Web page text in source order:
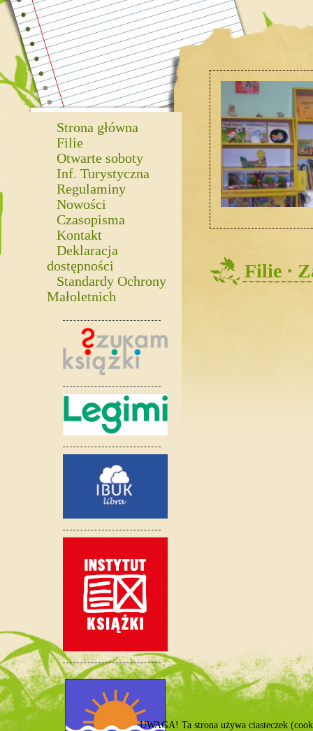
Strona główna
Filie
Otwarte soboty
Inf. Turystyczna
Regulaminy
Nowości
Czasopisma
Kontakt
Deklaracja
dostępności
Standardy Ochrony
Małoletnich
Filie ·
UWAGA! Ta strona używa ciasteczek